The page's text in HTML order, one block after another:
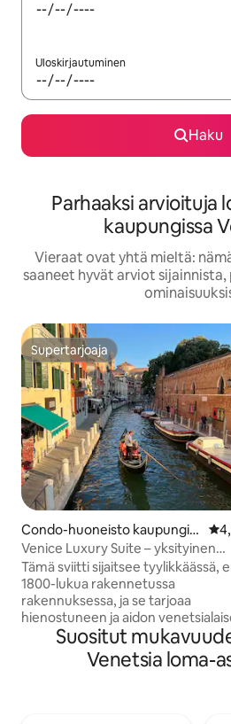
Uloskirjautuminen
Haku
Parhaaksi arvioituja
kaupungissa
Vieraat ovat yhtä mieltä:
saaneet hyvät arviot
Supertarjoaja
Supertarjoaja
Condo-huoneisto kaupungiss
a Venetsia
Venice Luxury Suite – yksityinen
poreallas ja design
Tämä sviitti sijaitsee tyylikkäässä,
1800-lukua rakennetussa
rakennuksessa, ja se tarjoaa
hienostuneen ja aidon
kokemuksen. Vain muutaman
päässä Canal Grandesta ja 5
kävelymatkan päässä Piazzale
Suositut
Venetsia loma-